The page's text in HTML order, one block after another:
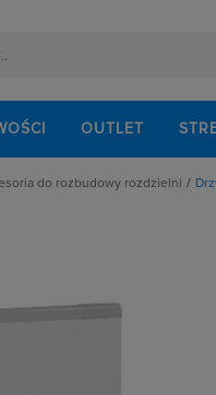
OUTLET
do rozbudowy rozdzielni
Płyty montażowe